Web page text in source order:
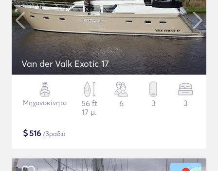
Van der Valk Exotic 17
Μηχανοκίνητο
56 ft
17 μ.
6 3 3
$516 /βραδιά